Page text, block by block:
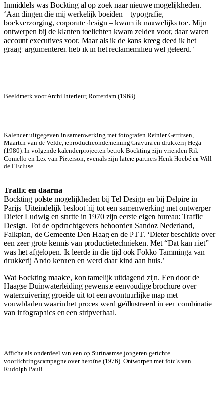
Inmiddels was Bockting al op zoek naar nieuwe mogelijkheden.
‘Aan dingen die mij werkelijk boeiden – typografie,
boekverzorging, corporate design – kwam ik nauwelijks toe. Mijn
ontwerpen bij de klanten toelichten kwam zelden voor, daar waren
account executives voor. Maar als ik de kans kreeg deed ik het
graag: argumenteren heb ik in het reclamemilieu wel geleerd.’
Beeldmerk voor Archi Interieur, Rotterdam (1968)
Kalender uitgegeven in samenwerking met fotografen Reinier Gerritsen,
Maarten van de Velde, reproductie­onderneming Gravura en drukkerij Hega
(1980). In volgende kalenderprojecten betrok Bockting zijn vrienden Rik
Comello en Lex van Pieterson, evenals zijn latere partners Henk Hoebé en Will
de l’Ecluse.
Traffic en daarna
Bockting polste mogelijkheden bij Tel Design en bij Delpire in
Parijs. Uiteindelijk besloot hij tot een samenwerking met ontwerper
Dieter Ludwig en startte in 1970 zijn eerste eigen bureau: Traffic
Design. Tot de opdrachtgevers behoorden Sandoz Nederland,
Falkplan, de Gemeente Den Haag en de PTT. ‘Dieter beschikte over
een zeer grote kennis van productietechnieken. Met “Dat kan niet”
was het afgelopen. Ik leerde in die tijd ook Fokko Tamminga van
drukkerij Ando kennen en werd daar kind aan huis.’
Wat Bockting maakte, kon tamelijk uitdagend zijn. Een door de
Haagse Duinwaterleiding gewenste eenvoudige brochure over
waterzuivering groeide uit tot een avontuurlijke map met
vouwbladen waarin het proces werd geïllustreerd in een combinatie
van infographics en een stripverhaal.
Affiche als onderdeel van een op Surinaamse jongeren gerichte
voorlichtingscampagne over heroïne (1976). Ontworpen met foto’s van
Rudolph Pauli.